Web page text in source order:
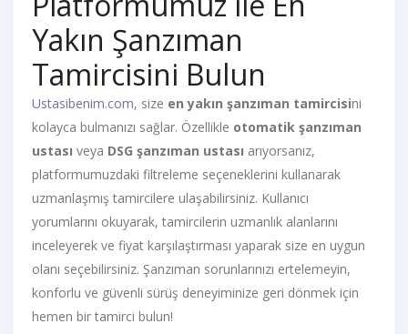
Yakın Şanzıman
Tamircisini Bulun
Ustasibenim.com, size en yakın şanzıman tamircisini
kolayca bulmanızı sağlar. Özellikle otomatik şanzıman
ustası veya DSG şanzıman ustası arıyorsanız,
platformumuzdaki filtreleme seçeneklerini kullanarak
uzmanlaşmış tamircilere ulaşabilirsiniz. Kullanıcı
yorumlarını okuyarak, tamircilerin uzmanlık alanlarını
inceleyerek ve fiyat karşılaştırması yaparak size en uygun
olanı seçebilirsiniz. Şanzıman sorunlarınızı ertelemeyin,
konforlu ve güvenli sürüş deneyiminize geri dönmek için
hemen bir tamirci bulun!